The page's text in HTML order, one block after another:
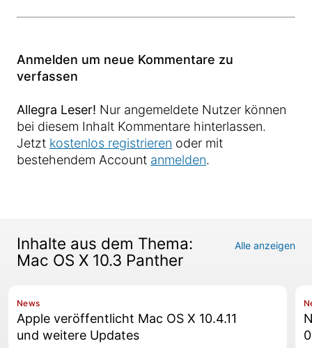
Anmelden um neue Kommentare zu
verfassen
Allegra Leser! Nur angemeldete Nutzer können
bei diesem Inhalt Kommentare hinterlassen.
Jetzt kostenlos registrieren oder mit
bestehendem Account anmelden.
Inhalte aus dem Thema:
Mac OS X 10.3 Panther
Alle anzeigen
News
Apple veröffentlicht Mac OS X 10.4.11
und weitere Updates